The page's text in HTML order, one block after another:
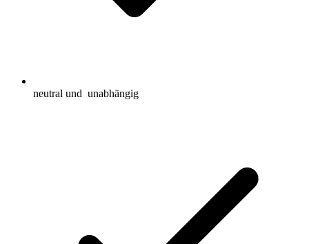
neutral und unabhängig